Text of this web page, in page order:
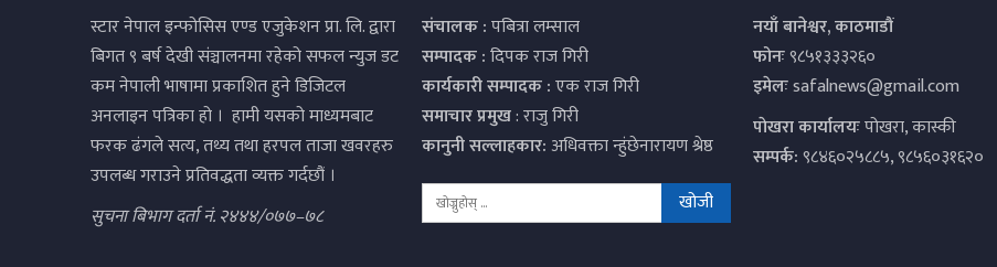
स्टार नेपाल इन्फोसिस एण्ड एजुकेशन प्रा. लि. द्वारा
बिगत ९ बर्ष देखी संञ्चालनमा रहेको सफल न्युज डट
कम नेपाली भाषामा प्रकाशित हुने डिजिटल
अनलाइन पत्रिका हो । हामी यसको माध्यमबाट
फरक ढंगले सत्य, तथ्य तथा हरपल ताजा खवरहरु
उपलब्ध गराउने प्रतिवद्धता व्यक्त गर्दछौं ।
सुचना बिभाग दर्ता नं. २४४४/०७७–७८
संचालक :पबित्रा लम्साल
सम्पादक :दिपक राज गिरी
कार्यकारी सम्पादक :एक राज गिरी
समाचार प्रमुख: राजु गिरी
कानुनी सल्लाहकार:अधिवक्ता न्हुंछेनारायण श्रेष्ठ
नयाँ बानेश्वर, काठमाडौं
फोनः९८५१३३३२६०
इमेलःsafalnews@gmail.com
पाेखरा कार्यालयःपोखरा, कास्की
सम्पर्क:९८४६०२५८८५, ९८५६०३१६२०